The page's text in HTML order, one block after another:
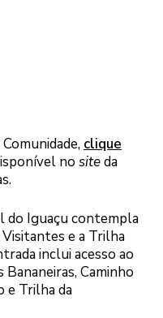
clique
no siteda
do Iguaçu contempla
e a Trilha
inclui acesso ao
Bananeiras, Caminho
e Trilha da